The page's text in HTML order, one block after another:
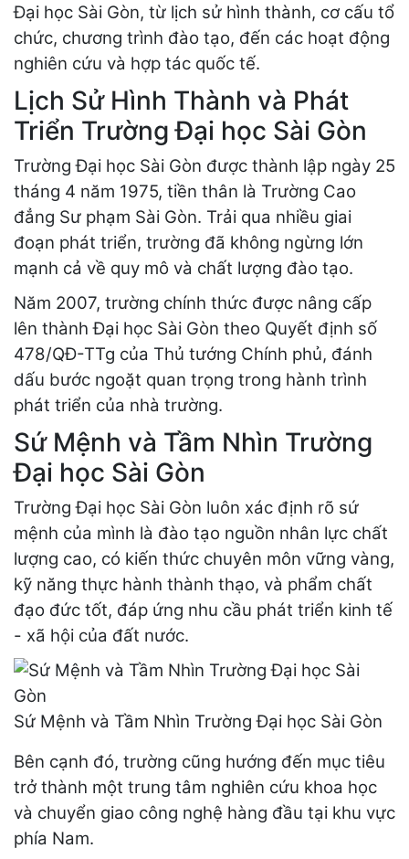
Đại học Sài Gòn, từ lịch sử hình thành, cơ cấu tổ
chức, chương trình đào tạo, đến các hoạt động
nghiên cứu và hợp tác quốc tế.
Lịch Sử Hình Thành và Phát
Triển Trường Đại học Sài Gòn
Trường Đại học Sài Gòn được thành lập ngày 25
tháng 4 năm 1975, tiền thân là Trường Cao
đẳng Sư phạm Sài Gòn. Trải qua nhiều giai
đoạn phát triển, trường đã không ngừng lớn
mạnh cả về quy mô và chất lượng đào tạo.
Năm 2007, trường chính thức được nâng cấp
lên thành Đại học Sài Gòn theo Quyết định số
478/QĐ-TTg của Thủ tướng Chính phủ, đánh
dấu bước ngoặt quan trọng trong hành trình
phát triển của nhà trường.
Sứ Mệnh và Tầm Nhìn Trường
Đại học Sài Gòn
Trường Đại học Sài Gòn luôn xác định rõ sứ
mệnh của mình là đào tạo nguồn nhân lực chất
lượng cao, có kiến thức chuyên môn vững vàng,
kỹ năng thực hành thành thạo, và phẩm chất
đạo đức tốt, đáp ứng nhu cầu phát triển kinh tế
- xã hội của đất nước.
Sứ Mệnh và Tầm Nhìn Trường Đại học Sài Gòn
Bên cạnh đó, trường cũng hướng đến mục tiêu
trở thành một trung tâm nghiên cứu khoa học
và chuyển giao công nghệ hàng đầu tại khu vực
phía Nam.